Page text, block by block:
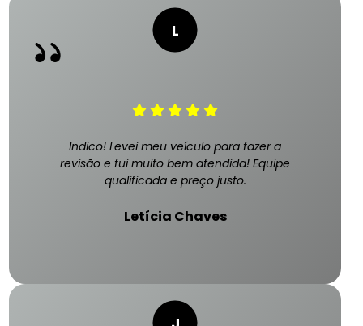
Indico! Levei meu veículo para fazer a
revisão e fui muito bem atendida! Equipe
qualificada e preço justo.
Letícia Chaves